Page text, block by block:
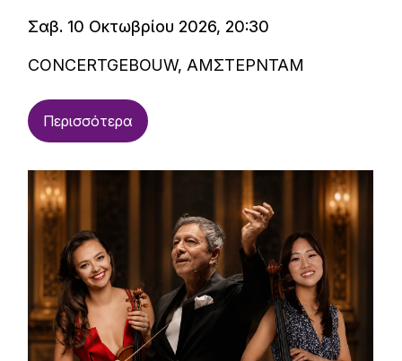
Σαβ. 10 Οκτωβρίου 2026, 20:30
CONCERTGEBOUW, ΑΜΣΤΕΡΝΤΑΜ
Περισσότερα